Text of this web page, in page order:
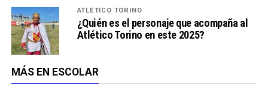
ATLÉTICO TORINO
¿Quién es el personaje que acompaña al
Atlético Torino en este 2025?
MÁS EN ESCOLAR